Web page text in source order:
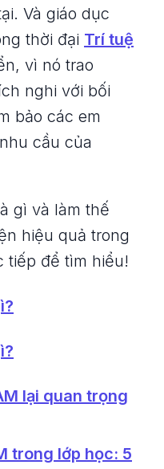
Và giáo dục
thời đại Trí tuệ
vì nó trao
nghi với bối
bảo các em
cầu của
gì và làm thế
hiệu quả trong
tiếp để tìm hiểu!
lại quan trọng
trong lớp học: 5